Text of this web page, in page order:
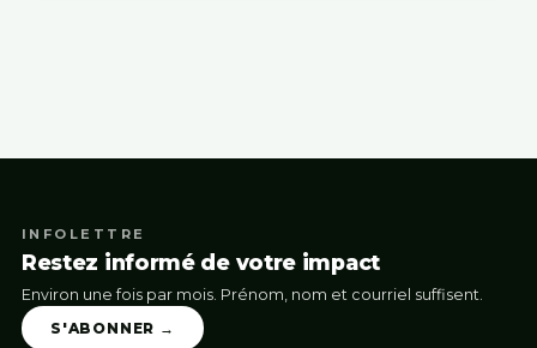
INFOLETTRE
Restez informé de votre impact
Environ une fois par mois. Prénom, nom et courriel suffisent.
S'ABONNER →